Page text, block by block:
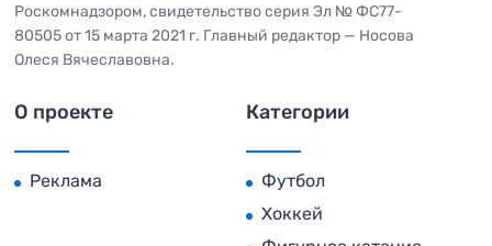
Роскомнадзором, свидетельство серия Эл № ФС77-
80505 от 15 марта 2021 г. Главный редактор — Носова
Олеся Вячеславовна.
О проекте
Реклама
Категории
Футбол
Хоккей